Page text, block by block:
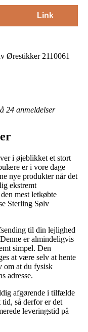
Link
Ørestikker 2110061
24 anmeldelser
i øjeblikket et stort
er i vore dage
nye produkter når det
ekstremt
mest letkøbte
Sterling Sølv
til din lejlighed
er almindeligvis
simpel. Den
at være selv at hente
om at du fysisk
adresse.
afgørende i tilfælde
så derfor er det
leveringstid på